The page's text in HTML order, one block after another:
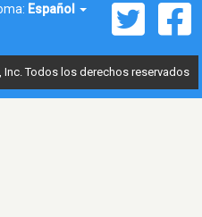
Español
Inc. Todos los derechos reservados